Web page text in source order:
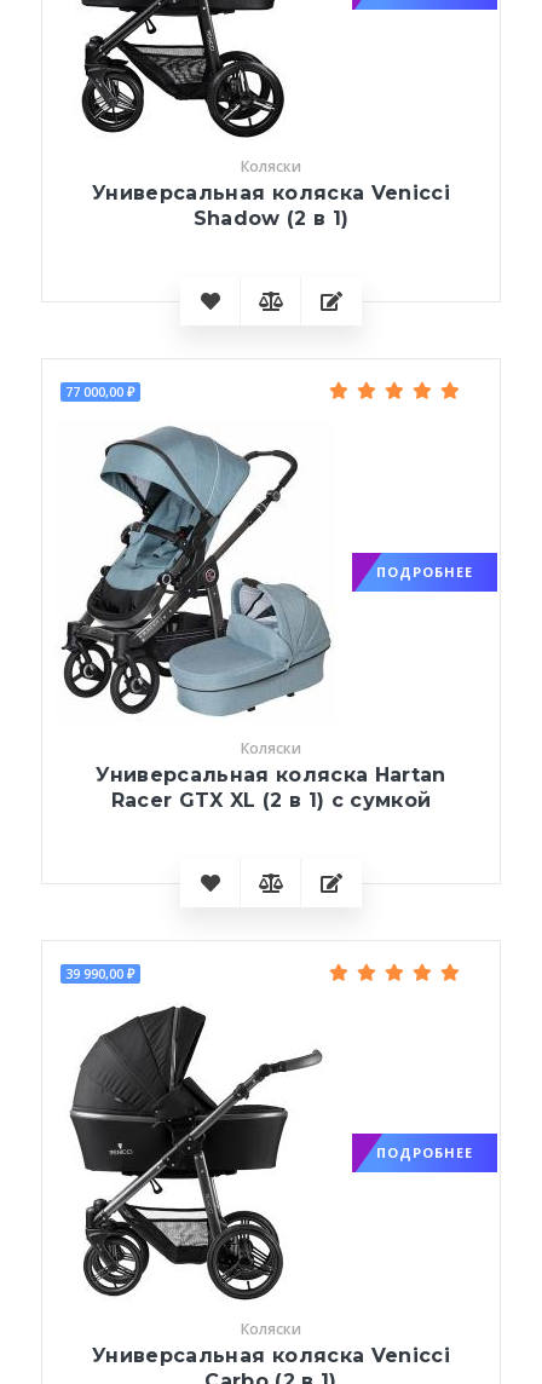
Коляски
Универсальная коляска Venicci
Shadow (2 в 1)
77 000,00 ₽
ПОДРОБНЕЕ
Коляски
Универсальная коляска Hartan
Racer GTX XL (2 в 1) с сумкой
39 990,00 ₽
ПОДРОБНЕЕ
Коляски
Универсальная коляска Venicci